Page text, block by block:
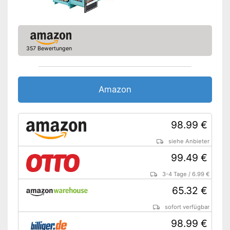
357 Bewertungen
Amazon
98.99 €
siehe Anbieter
99.49 €
3-4 Tage /6.99 €
65.32 €
sofort verfügbar
98.99 €